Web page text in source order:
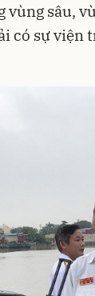
sâu,
có sự viện